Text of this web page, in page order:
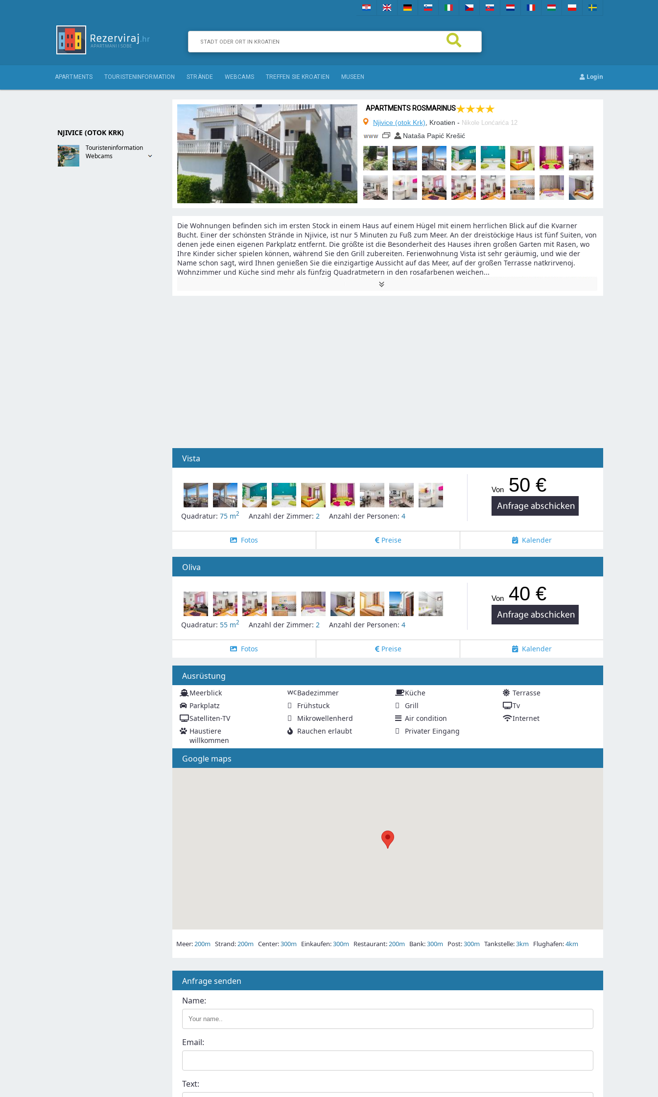
APARTMENTS TOURISTENINFORMATION STRÄNDE WEBCAMS TREFFEN SIE KROATIEN MUSEEN Login
NJIVICE (OTOK KRK)
Touristeninformation
Webcams
APARTMENTS ROSMARINUS
Njivice (otok Krk) , Kroatien - Nikole Lonćarića 12
Nataša Papić Krešić
Die Wohnungen befinden sich im ersten Stock in einem Haus auf einem Hügel mit einem herrlichen Blick auf die Kvarner
Bucht. Einer der schönsten Strände in Njivice, ist nur 5 Minuten zu Fuß zum Meer. An der dreistöckige Haus ist fünf Suiten, von
denen jede einen eigenen Parkplatz entfernt. Die größte ist die Besonderheit des Hauses ihren großen Garten mit Rasen, wo
Ihre Kinder sicher spielen können, während Sie den Grill zubereiten. Ferienwohnung Vista ist sehr geräumig, und wie der
Name schon sagt, wird Ihnen genießen Sie die einzigartige Aussicht auf das Meer, auf der großen Terrasse natkrirvenoj.
Wohnzimmer und Küche sind mehr als fünfzig Quadratmetern in den rosafarbenen weichen...
Vista
Quadratur: 75 m2 Anzahl der Zimmer: 2 Anzahl der Personen: 4
Von 50 €
Fotos Preise Kalender
Oliva
Quadratur: 55 m2 Anzahl der Zimmer: 2 Anzahl der Personen: 4
Von 40 €
Fotos Preise Kalender
Ausrüstung
Meerblick wcBadezimmer Küche
Terrasse
Parkplatz
Frühstuck Grill
Tv
Satelliten-TV
Mikrowellenherd Air condition
Internet
Haustiere
willkommen
Rauchen erlaubt Privater Eingang
Google maps
Meer:200m Strand:200m Center:300m Einkaufen:300m Restaurant:200m Bank:300m Post:300m Tankstelle:3km Flughafen:4km
Anfrage senden
Name:
Email:
Text: